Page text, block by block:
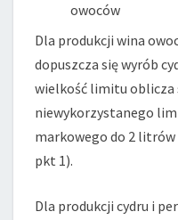
owoców
Dla produkcji wina
dopuszcza się wyrób
wielkość limitu
niewykorzystanego
markowego do 2 litrów
pkt 1).
Dla produkcji cydru i